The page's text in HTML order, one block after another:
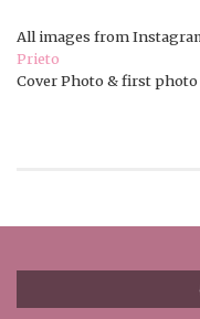
All images from
Prieto
Cover Photo & first photo